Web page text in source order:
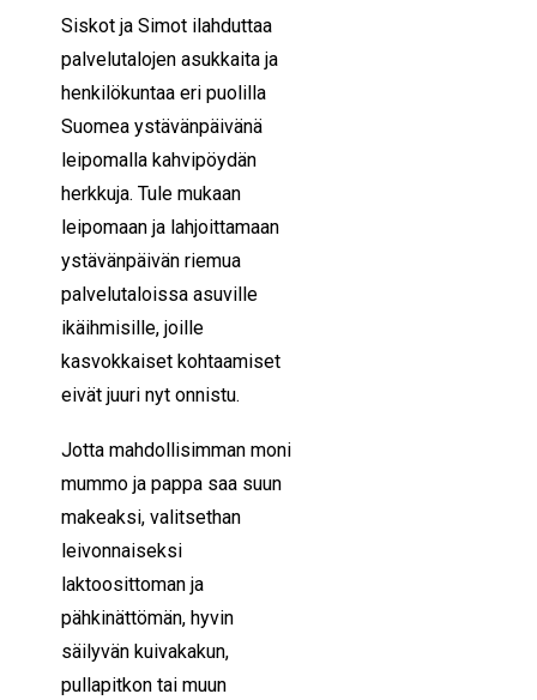
Siskot ja Simot ilahduttaa
palvelutalojen asukkaita ja
henkilökuntaa eri puolilla
Suomea ystävänpäivänä
leipomalla kahvipöydän
herkkuja. Tule mukaan
leipomaan ja lahjoittamaan
ystävänpäivän riemua
palvelutaloissa asuville
ikäihmisille, joille
kasvokkaiset kohtaamiset
eivät juuri nyt onnistu.
Jotta mahdollisimman moni
mummo ja pappa saa suun
makeaksi, valitsethan
leivonnaiseksi
laktoosittoman ja
pähkinättömän, hyvin
säilyvän kuivakakun,
pullapitkon tai muun